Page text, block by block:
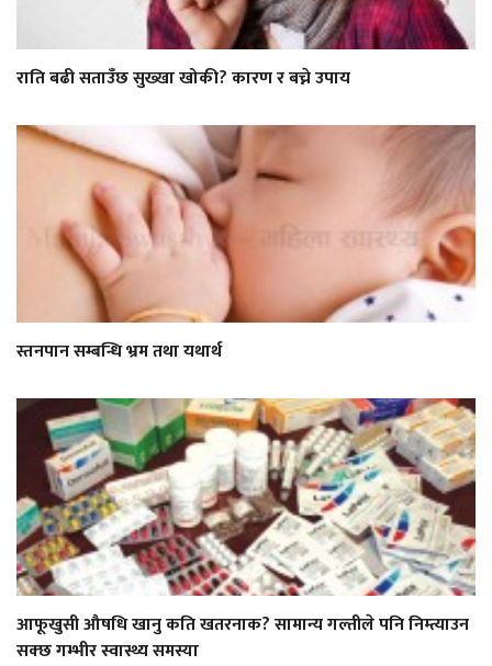
राति बढी सताउँछ सुख्खा खोकी? कारण र बच्ने उपाय
स्तनपान सम्बन्धि भ्रम तथा यथार्थ
आफूखुसी औषधि खानु कति खतरनाक? सामान्य गल्तीले पनि निम्त्याउन
सक्छ गम्भीर स्वास्थ्य समस्या